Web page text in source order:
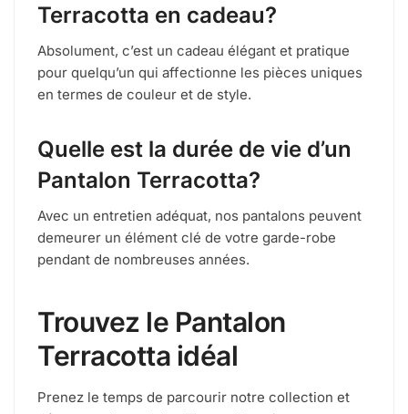
Terracotta en cadeau?
Absolument, c’est un cadeau élégant et pratique
pour quelqu’un qui affectionne les pièces uniques
en termes de couleur et de style.
Quelle est la durée de vie d’un
Pantalon Terracotta?
Avec un entretien adéquat, nos pantalons peuvent
demeurer un élément clé de votre garde-robe
pendant de nombreuses années.
Trouvez le Pantalon
Terracotta idéal
Prenez le temps de parcourir notre collection et